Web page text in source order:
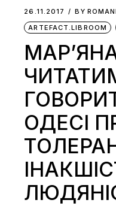
26.11.2017 BY
ARTEFACT.LIBROOM
ОДЕСІ